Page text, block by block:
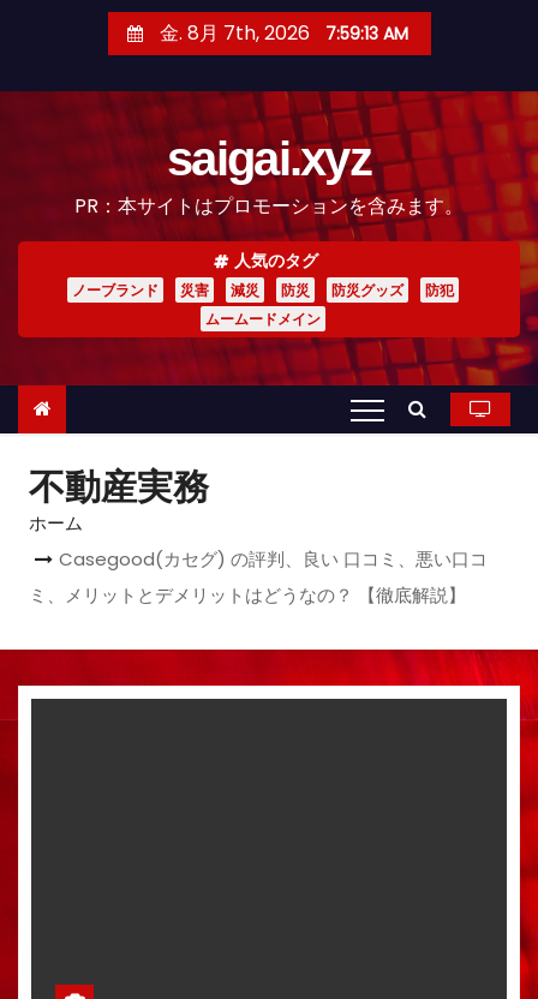
金. 8月 7th, 2026 7:59:14 AM
saigai.xyz
PR：本サイトはプロモーションを含みます。
人気のタグ
ノーブランド 災害 減災 防災 防災グッズ
防犯
ムームードメイン
不動産実務
ホーム
Casegood(カセグ) の評判、良い 口コミ、悪い口コ
ミ、メリットとデメリットはどうなの？ 【徹底解説】